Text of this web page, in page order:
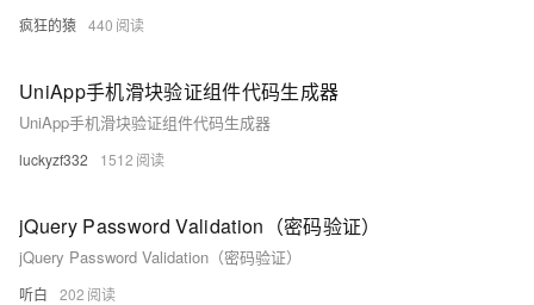
疯狂的猿 440
UniApp手机滑块验证组件代码生成器
UniApp手机滑块验证组件代码生成器
luckyzf332 1512
jQuery Password Validation（密码验证）
jQuery Password Validation（密码验证）
听白 202